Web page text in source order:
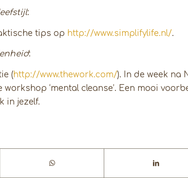
:
tips op http://www.simplifylife.nl/.
:
(http://www.thework.com/). In de week na
‘mental cleanse’. Een mooi
in jezelf.